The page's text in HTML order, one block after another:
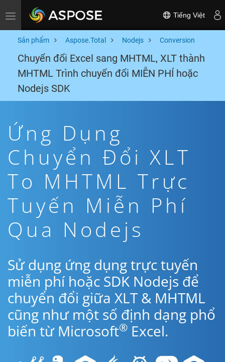
Toggle navigation Tiếng Việt
Sản phẩm Aspose.Total Nodejs Conversion
Chuyển đổi Excel sang MHTML, XLT thành
MHTML Trình chuyển đổi MIỄN PHÍ hoặc
Nodejs SDK
Ứng Dụng
Chuyển Đổi XLT
To MHTML Trực
Tuyến Miễn Phí
Qua Nodejs
Sử dụng ứng dụng trực tuyến
miễn phí hoặc SDK Nodejs để
chuyển đổi giữa XLT & MHTML
cũng như một số định dạng phổ
biến từ Microsoft® Excel.